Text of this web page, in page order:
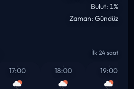
Bulut: 1%
Zaman: Gündüz
İlk 24 saat
17:00 18:00 19:00